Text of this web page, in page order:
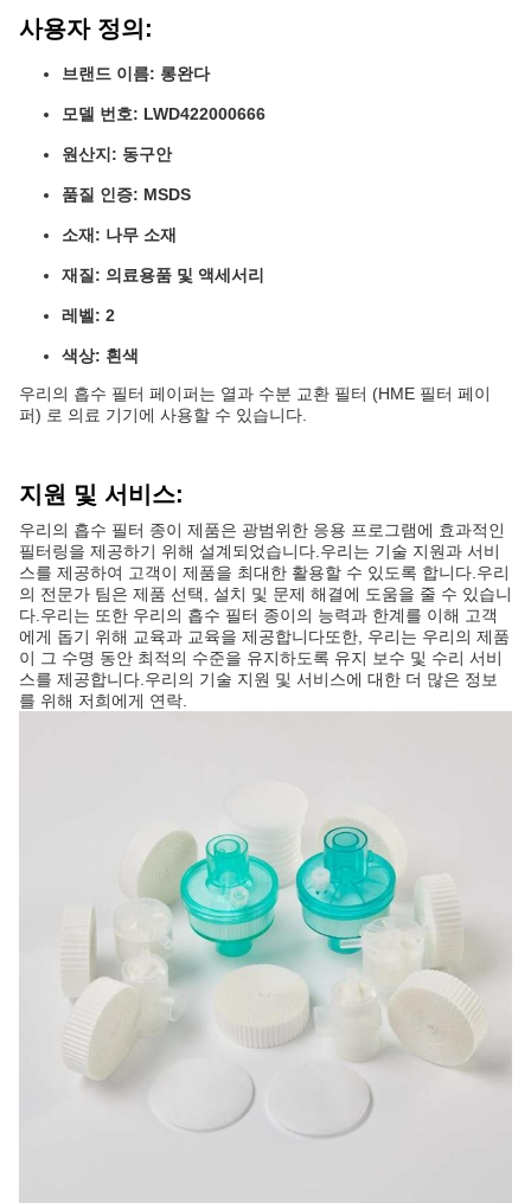
사용자 정의:
브랜드 이름: 롱완다
모델 번호: LWD422000666
원산지: 동구안
품질 인증: MSDS
소재: 나무 소재
재질: 의료용품 및 액세서리
레벨: 2
색상: 흰색
우리의 흡수 필터 페이퍼는 열과 수분 교환 필터 (HME 필터 페이
퍼) 로 의료 기기에 사용할 수 있습니다.
지원 및 서비스:
우리의 흡수 필터 종이 제품은 광범위한 응용 프로그램에 효과적인
필터링을 제공하기 위해 설계되었습니다.우리는 기술 지원과 서비
스를 제공하여 고객이 제품을 최대한 활용할 수 있도록 합니다.우리
의 전문가 팀은 제품 선택, 설치 및 문제 해결에 도움을 줄 수 있습니
다.우리는 또한 우리의 흡수 필터 종이의 능력과 한계를 이해 고객
에게 돕기 위해 교육과 교육을 제공합니다또한, 우리는 우리의 제품
이 그 수명 동안 최적의 수준을 유지하도록 유지 보수 및 수리 서비
스를 제공합니다.우리의 기술 지원 및 서비스에 대한 더 많은 정보
를 위해 저희에게 연락.